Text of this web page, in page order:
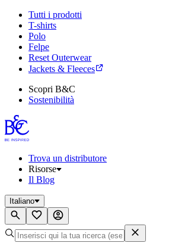
Tutti i prodotti
T-shirts
Polo
Felpe
Reset Outerwear
Jackets & Fleeces
Scopri B&C
Sostenibilità
Trova un distributore
Risorse
Il Blog
Italiano